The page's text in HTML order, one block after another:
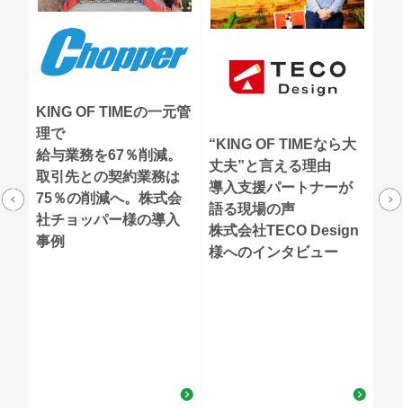
KING OF TIMEの一元管
理で
給与業務を67％削減。
取引先との契約業務は
75％の削減へ。 株式会
社チョッパー様の導入
事例
“KING OF TIMEなら大
丈夫”と言える理由
導入支援パートナーが
語る現場の声
株式会社TECO Design
様へのインタビュー